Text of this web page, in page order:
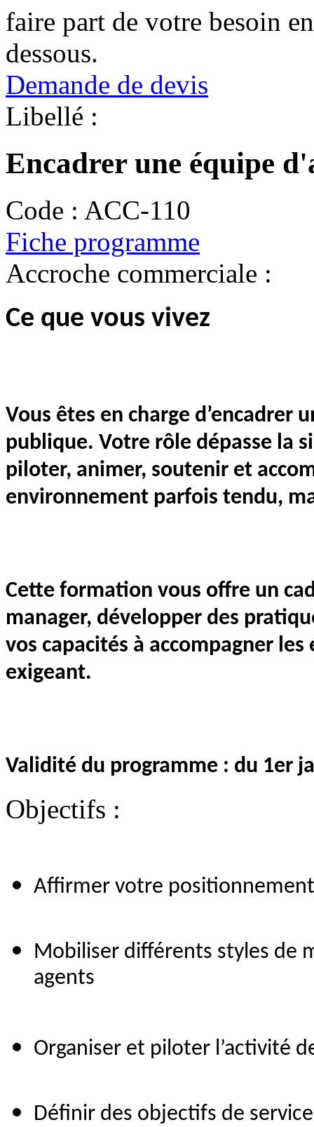
faire part de votre besoin
dessous.
Demande de devis
Libellé :
Encadrer une équipe
Code : ACC-110
Fiche programme
Accroche commerciale :
Ce que vous vivez
Vous êtes en charge d’encadrer
publique. Votre rôle dépasse la
piloter, animer, soutenir et
environnement parfois tendu,
Cette formation vous offre un
manager, développer des
vos capacités à accompagner
exigeant.
Validité du programme : du 1er
Objectifs :
Affirmer votre
Mobiliser différents styles de
agents
Organiser et piloter l’activité
Définir des objectifs de